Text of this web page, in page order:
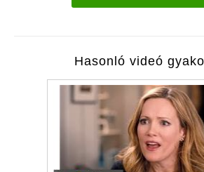
Hasonló videó